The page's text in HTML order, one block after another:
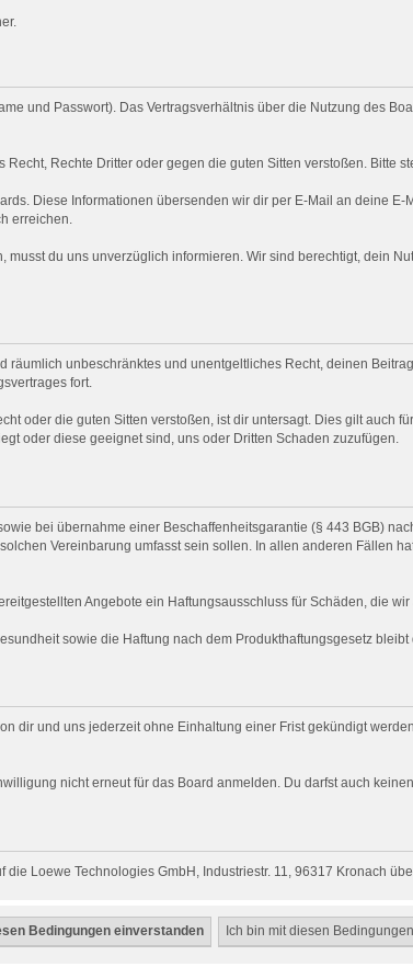
und Passwort). Das Vertragsverhältnis über die Nutzung des
Rechte Dritter oder gegen die guten Sitten verstoßen. Bitte
Diese Informationen übersenden wir dir per E-Mail an deine
erreichen.
du uns unverzüglich informieren. Wir sind berechtigt, dein
unbeschränktes und unentgeltliches Recht, deinen
fort.
oder die guten Sitten verstoßen, ist dir untersagt. Dies gilt auch
oder diese geeignet sind, uns oder Dritten Schaden zuzufügen.
bei übernahme einer Beschaffenheitsgarantie (§ 443 BGB)
Vereinbarung umfasst sein sollen. In allen anderen Fällen
Angebote ein Haftungsausschluss für Schäden, die
sowie die Haftung nach dem Produkthaftungsgesetz
dir und uns jederzeit ohne Einhaltung einer Frist gekündigt
nicht erneut für das Board anmelden. Du darfst auch
Loewe Technologies GmbH, Industriestr. 11, 96317 Kronach